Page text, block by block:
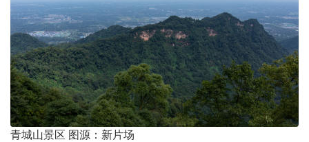
青城山景区 图源：新片场